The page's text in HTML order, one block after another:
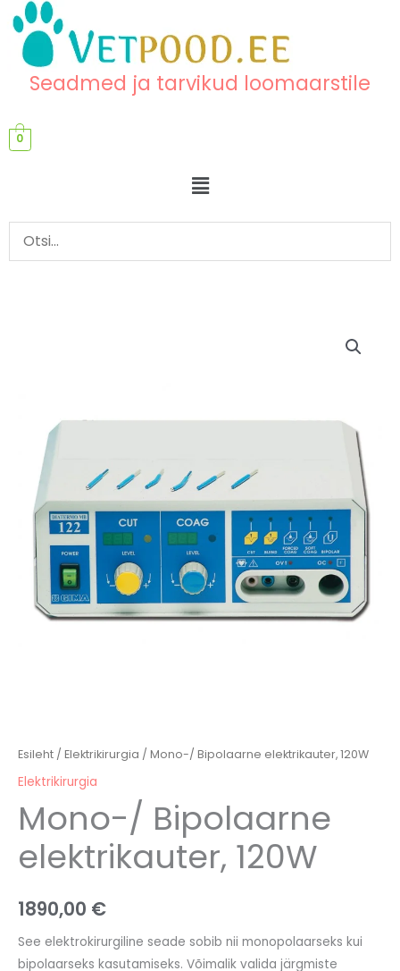
content
content
Seadmed ja tarvikud loomaarstile
0
Menu
Esileht / Elektrikirurgia / Mono-/ Bipolaarne elektrikauter, 120W
Elektrikirurgia
Mono-/ Bipolaarne
elektrikauter, 120W
1890,00 €
See elektrokirurgiline seade sobib nii monopolaarseks kui
bipolaarseks kasutamiseks. Võimalik valida järgmiste